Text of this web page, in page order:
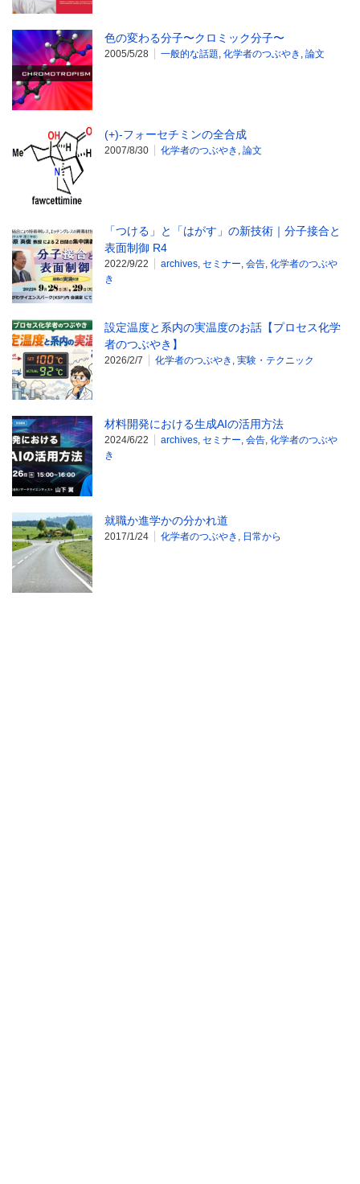
色の変わる分子〜クロミック分子〜
2005/5/28 一般的な話題 化学者のつぶやき 論文
(+)-フォーセチミンの全合成
2007/8/30 化学者のつぶやき 論文
「つける」と「はがす」の新技術｜分子接合と
表面制御 R4
2022/9/22 archives セミナー 会告 化学者のつぶや
き
設定温度と系内の実温度のお話【プロセス化学
者のつぶやき】
2026/2/7 化学者のつぶやき 実験・テクニック
材料開発における生成AIの活用方法
2024/6/22 archives セミナー 会告 化学者のつぶや
き
就職か進学かの分かれ道
2017/1/24 化学者のつぶやき 日常から